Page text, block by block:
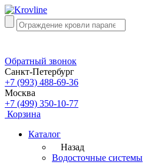
Обратный звонок
Санкт-Петербург
+7 (993) 488-69-36
Москва
+7 (499) 350-10-77
Корзина
Каталог
Назад
Водосточные системы